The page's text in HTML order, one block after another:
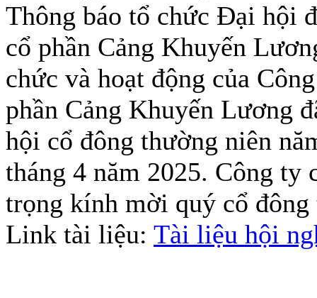
Thông báo tổ chức Đại hội
cổ phần Cảng Khuyến
chức và hoạt động của
phần Cảng Khuyến Lương
hội cổ đông thường niên
tháng 4 năm 2025. Công ty
trọng kính mời quý cổ
Link tài liệu: Tài liệu hội